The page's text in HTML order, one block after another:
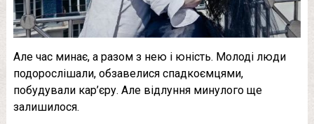
Але час минає, а разом з нею і юність. Молоді люди
подорослішали, обзавелися спадкоємцями,
побудували кар’єру. Але відлуння минулого ще
залишилося.